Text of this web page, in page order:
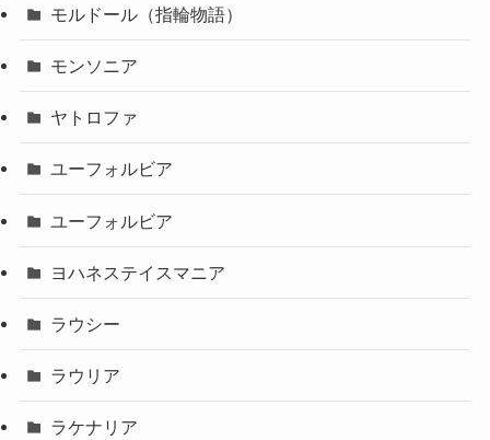
モルドール（指輪物語）
モンソニア
ヤトロファ
ユーフォルビア
ユーフォルビア
ヨハネステイスマニア
ラウシー
ラウリア
ラケナリア